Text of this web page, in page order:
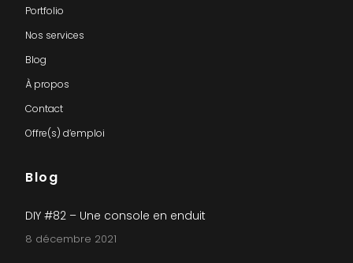
Portfolio
Nos services
Blog
À propos
Contact
Offre(s) d’emploi
Blog
DIY #82 – Une console en enduit
8 décembre 2021